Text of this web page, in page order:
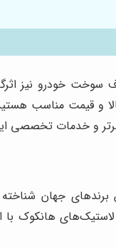
سوخت خودرو نیز
بالا و قیمت مناسب
و خدمات تخصصی
پیشروترین و نوآورترین
هانکوک با